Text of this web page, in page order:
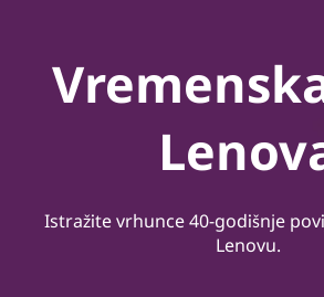
Istražite vrhunce 40-godišnje
Lenovu.